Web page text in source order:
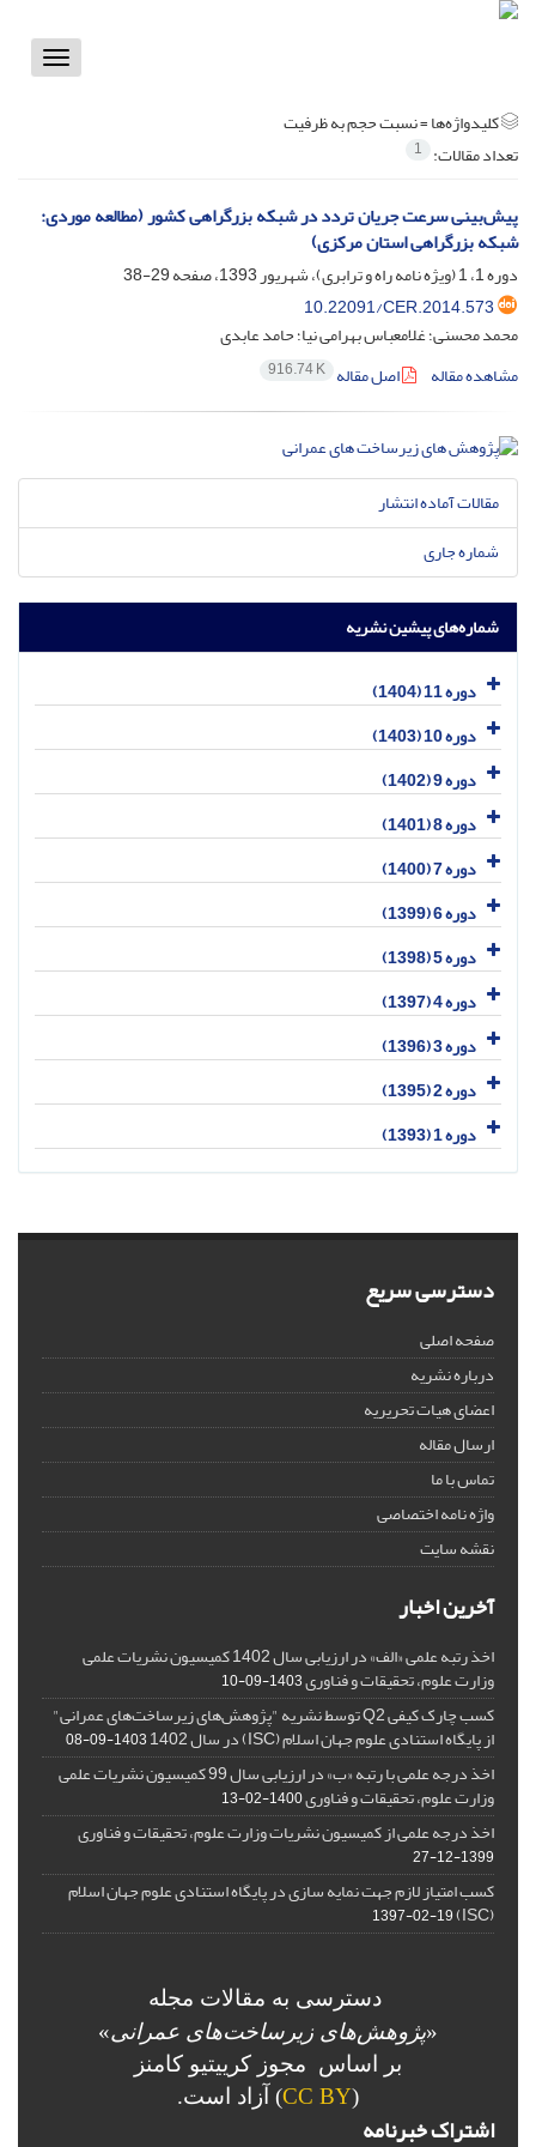
Toggle
کلیدواژه‌ها =نسبت حجم به ظرفیت
تعداد مقالات: 1
پیش‌بینی سرعت جریان تردد در شبکه بزرگراهی کشور (مطالعه موردی:
شبکه بزرگراهی استان مرکزی)
دوره 1، 1 (ویژه نامه راه و ترابری)، شهریور 1393، صفحه
29-38
10.22091/CER.2014.573
محمد محسنی؛ غلامعباس بهرامی نیا؛ حامد عابدی
مشاهده مقاله
اصل مقاله 916.74 K
مقالات آماده انتشار
شماره جاری
شماره‌های پیشین نشریه
دوره 11 (1404)
دوره 10 (1403)
دوره 9 (1402)
دوره 8 (1401)
دوره 7 (1400)
دوره 6 (1399)
دوره 5 (1398)
دوره 4 (1397)
دوره 3 (1396)
دوره 2 (1395)
دوره 1 (1393)
دسترسی سریع
صفحه اصلی
درباره نشریه
اعضای هیات تحریریه
ارسال مقاله
تماس با ما
واژه نامه اختصاصی
نقشه سایت
آخرین اخبار
اخذ رتبه علمی «الف» در ارزیابی سال 1402 کمیسیون نشریات علمی
وزارت علوم، تحقیقات و فناوری1403-09-10
کسب چارک کیفی Q2 توسط نشریه "پژوهش‌های زیرساخت‌های عمرانی"
از پایگاه استنادی علوم جهان اسلام (ISC) در سال 1402 1403-09-08
اخذ درجه علمی با رتبه «ب» در ارزیابی سال 99 کمیسیون نشریات علمی
وزارت علوم، تحقیقات و فناوری1400-02-13
اخذ درجه علمی از کمیسیون نشریات وزارت علوم، تحقیقات و فناوری
1399-12-27
کسب امتیاز لازم جهت نمایه سازی در پایگاه استنادی علوم جهان اسلام
(ISC)
1397-02-19
دسترسی به مقالات مجله
«پژوهش‌های زیرساخت‌های عمرانی»
بر اساس مجوز کرییتیو کامنز
(
CC BY) آزاد است.
اشتراک خبرنامه